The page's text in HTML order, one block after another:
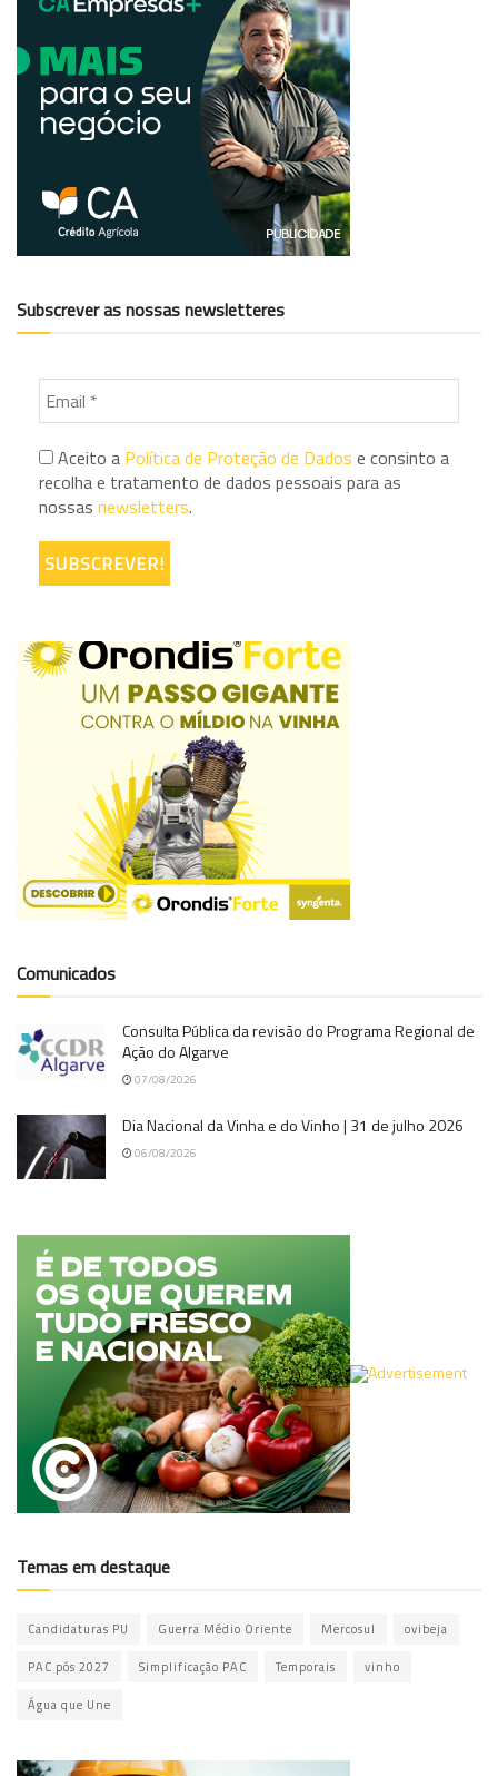
Subscrever as nossas newsletteres
Aceito a Política de Proteção de Dados e consinto a
recolha e tratamento de dados pessoais para as
nossas newsletters.
Comunicados
Consulta Pública da revisão do Programa Regional de
Ação do Algarve
07/08/2026
Dia Nacional da Vinha e do Vinho | 31 de julho 2026
06/08/2026
Temas em destaque
Candidaturas PU Guerra Médio Oriente Mercosul ovibeja
PAC pós 2027 Simplificação PAC Temporais vinho
Água que Une